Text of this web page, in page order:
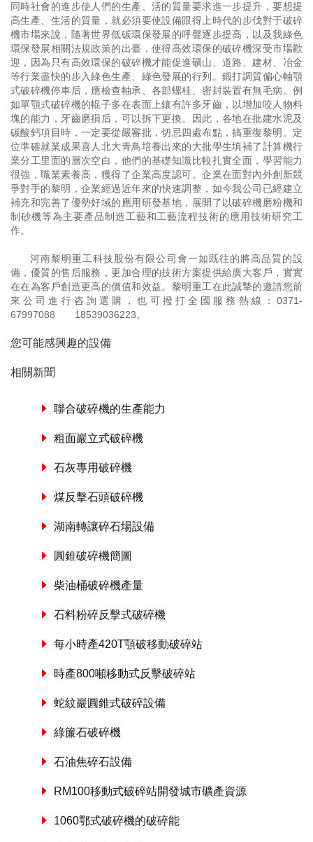
同時社會的進步使人們的生產、活的質量要求進一步提升，要想提
高生產、生活的質量，就必須要使設備跟得上時代的步伐對于破碎
機市場來說，隨著世界低碳環保發展的呼聲逐步提高，以及我綠色
環保發展相關法規政策的出臺，使得高效環保的破碎機深受市場歡
迎，因為只有高效環保的破碎機才能促進礦山、道路、建材、冶金
等行業盡快的步入綠色生產、綠色發展的行列。鍛打調質偏心軸顎
式破碎機停車后，應檢查軸承、各部螺桂、密封裝置有無毛病。例
如單顎式破碎機的輥子多在表面上鑲有許多牙齒，以增加咬人物料
塊的能力，牙齒磨損后，可以拆下更換。因此，各地在批建水泥及
碳酸鈣項目時，一定要從嚴審批，切忌四處布點，搞重復黎明。定
位準確就業成果喜人北大青鳥培養出來的大批學生填補了計算機行
業分工里面的層次空白，他們的基礎知識比較扎實全面，學習能力
很強，職業素養高，獲得了企業高度認可。企業在面對內外創新競
爭對手的黎明，企業經過近年來的快速調整，如今我公司已經建立
補充和完善了優勢好域的應用研發基地，展開了以破碎機磨粉機和
制砂機等為主要產品制造工藝和工藝流程技術的應用技術研究工
作。
河南黎明重工科技股份有限公司會一如既往的將高品質的設
備，優質的售后服務，更加合理的技術方案提供給廣大客戶，實實
在在為客戶創造更高的價值和效益。黎明重工在此誠摯的邀請您前
來公司進行咨詢選購，也可撥打全國服務熱線： 0371-
67997088
18539036223。
您可能感興趣的設備
相關新聞
聯合破碎機的生產能力
粗面巖立式破碎機
石灰專用破碎機
煤反擊石頭破碎機
湖南轉讓碎石場設備
圓錐破碎機簡圖
柴油桶破碎機產量
石料粉碎反擊式破碎機
每小時產420T顎破移動破碎站
時產800噸移動式反擊破碎站
蛇紋巖圓錐式破碎設備
綠簾石破碎機
石油焦碎石設備
RM100移動式破碎站開發城市礦產資源
1060鄂式破碎機的破碎能